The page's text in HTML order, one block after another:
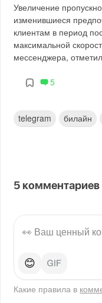
Увеличение
изменившиеся
клиентам в период
максимальной
мессенджера,
5
telegram билайн
5 комментариев
😊
Какие правила в